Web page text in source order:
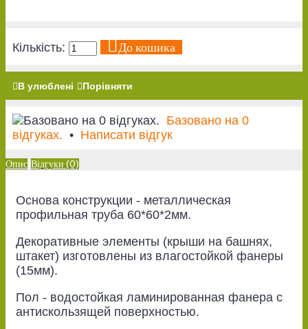
Кількість: До кошика
В улюблені Порівняти
Базовано на 0
відгуках. • Написати відгук
Опис Відгуки (0)
Основа конструкции - металлическая
профильная труба 60*60*2мм.
Декоративные элементы (крыши на башнях,
штакет) изготовлены из влагостойкой фанеры
(15мм).
Пол - водостойкая ламинированная фанера с
антискользящей поверхностью.